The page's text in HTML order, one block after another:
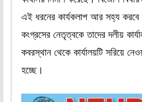
এই ধরনের কার্যকলাপ আর সহ্য
কংগ্রসের নেতৃত্বকে তাদের দলীয়
কবরস্থান থেকে কার্যালয়টি সরিয়ে
হচ্ছে।